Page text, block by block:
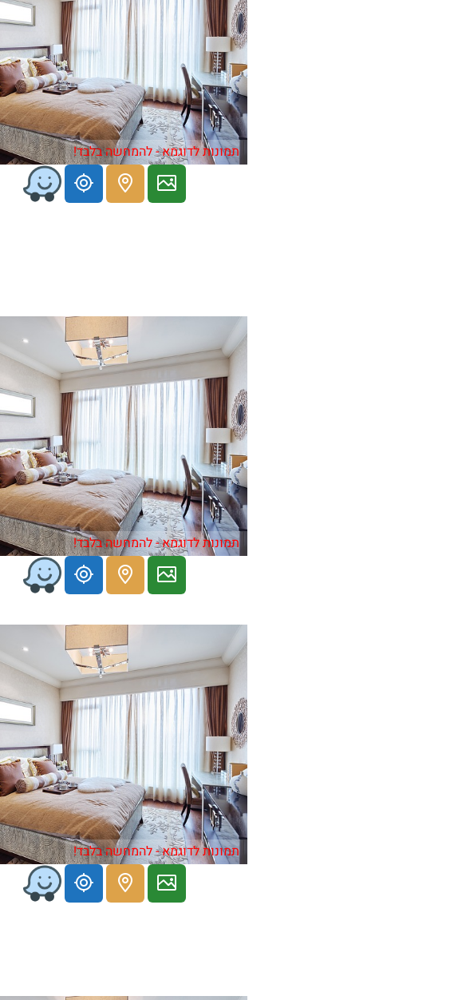
תמונות לדוגמא - להמחשה בלבד!
תמונות לדוגמא - להמחשה בלבד!
תמונות לדוגמא - להמחשה בלבד!